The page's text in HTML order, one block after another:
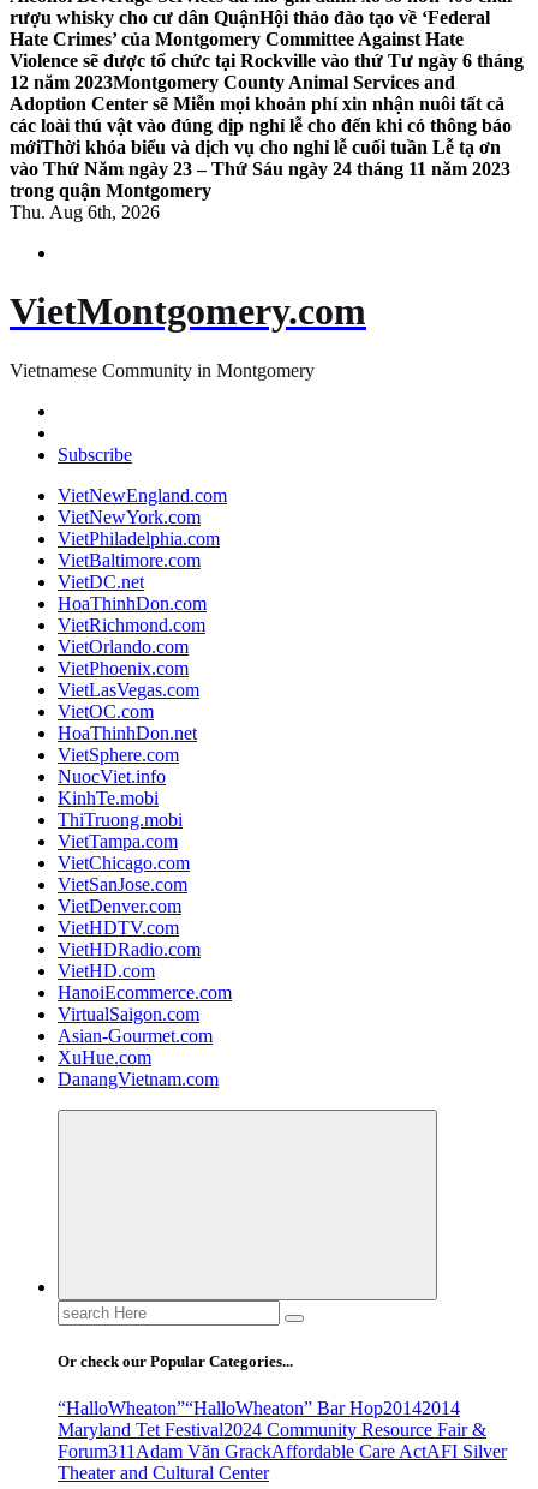
rượu whisky cho cư dân QuậnHội thảo đào tạo về ‘Federal
Hate Crimes’ của Montgomery Committee Against Hate
Violence sẽ được tổ chức tại Rockville vào thứ Tư ngày 6 tháng
12 năm 2023Montgomery County Animal Services and
Adoption Center sẽ Miễn mọi khoản phí xin nhận nuôi tất cả
các loài thú vật vào đúng dịp nghỉ lễ cho đến khi có thông báo
mớiThời khóa biểu và dịch vụ cho nghỉ lễ cuối tuần Lễ tạ ơn
vào Thứ Năm ngày 23 – Thứ Sáu ngày 24 tháng 11 năm 2023
trong quận Montgomery
Thu. Aug 6th, 2026
VietMontgomery.com
Vietnamese Community in Montgomery
Subscribe
VietNewEngland.com
VietNewYork.com
VietPhiladelphia.com
VietBaltimore.com
VietDC.net
HoaThinhDon.com
VietRichmond.com
VietOrlando.com
VietPhoenix.com
VietLasVegas.com
VietOC.com
HoaThinhDon.net
VietSphere.com
NuocViet.info
KinhTe.mobi
ThiTruong.mobi
VietTampa.com
VietChicago.com
VietSanJose.com
VietDenver.com
VietHDTV.com
VietHDRadio.com
VietHD.com
HanoiEcommerce.com
VirtualSaigon.com
Asian-Gourmet.com
XuHue.com
DanangVietnam.com
Search
for:
Or check our Popular Categories...
“HalloWheaton”“HalloWheaton” Bar Hop20142014
Maryland Tet Festival2024 Community Resource Fair &
Forum311 Adam Văn GrackAffordable Care ActAFI Silver
Theater and Cultural Center